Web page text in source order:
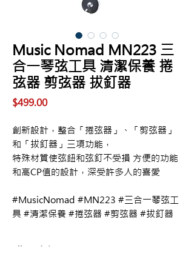
Music Nomad MN223 三
合一琴弦工具 清潔保養 捲
弦器 剪弦器 拔釘器
$499.00價
創新設計，整合「捲弦器」、「剪弦器」
和「拔釘器」三項功能，
特殊材質使弦鈕和弦釘不受損 方便的功能
和高CP值的設計，深受許多人的喜愛
#MusicNomad #MN223 #三合一琴弦工
具 #清潔保養 #捲弦器 #剪弦器 #拔釘器